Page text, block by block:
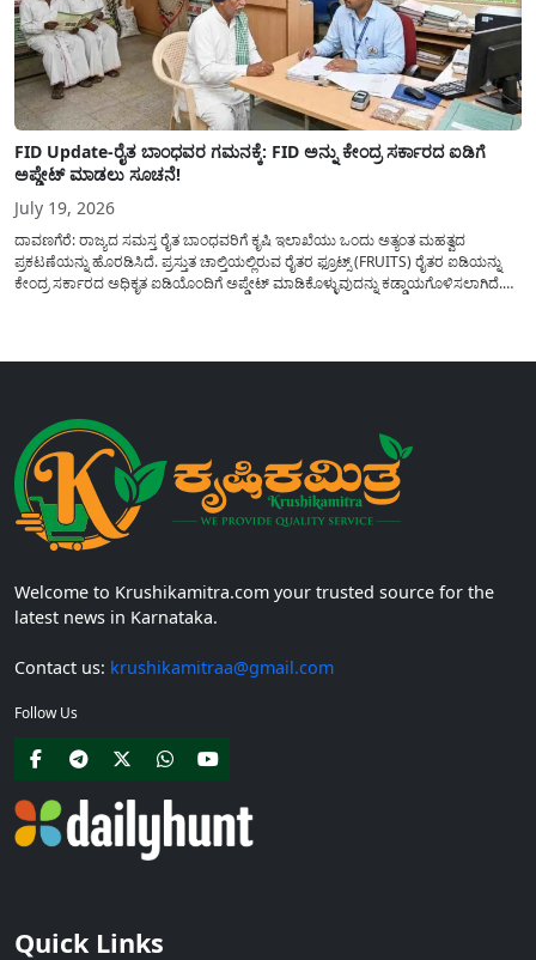
FID Update-ರೈತ ಬಾಂಧವರ ಗಮನಕ್ಕೆ: FID ಅನ್ನು ಕೇಂದ್ರ ಸರ್ಕಾರದ ಐಡಿಗೆ
ಅಪ್ಡೇಟ್ ಮಾಡಲು ಸೂಚನೆ!
July 19, 2026
ದಾವಣಗೆರೆ: ರಾಜ್ಯದ ಸಮಸ್ತ ರೈತ ಬಾಂಧವರಿಗೆ ಕೃಷಿ ಇಲಾಖೆಯು ಒಂದು ಅತ್ಯಂತ ಮಹತ್ವದ
ಪ್ರಕಟಣೆಯನ್ನು ಹೊರಡಿಸಿದೆ. ಪ್ರಸ್ತುತ ಚಾಲ್ತಿಯಲ್ಲಿರುವ ರೈತರ ಫ್ರೂಟ್ಸ್ (FRUITS) ರೈತರ ಐಡಿಯನ್ನು
ಕೇಂದ್ರ ಸರ್ಕಾರದ ಅಧಿಕೃತ ಐಡಿಯೊಂದಿಗೆ ಅಪ್ಡೇಟ್ ಮಾಡಿಕೊಳ್ಳುವುದನ್ನು ಕಡ್ಡಾಯಗೊಳಿಸಲಾಗಿದೆ.
Welcome to Krushikamitra.com your trusted source for the
latest news in Karnataka.
Contact us: krushikamitraa@gmail.com
Follow Us
Quick Links